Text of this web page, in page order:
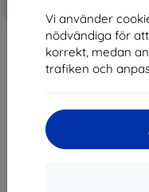
Vi använder
nödvändiga för
korrekt, medan
trafiken och
kupong
3mk FlexibleGlass Hybrid
for Honor X60
147 kr
I lager > 5 st